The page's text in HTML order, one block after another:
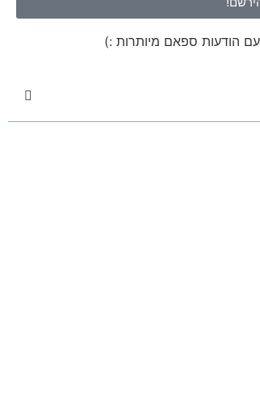
הודעות ספאם מיותרות :)